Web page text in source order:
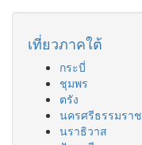
เที่ยวภาคใต้
กระบี่
ชุมพร
ตรัง
นครศรีธรรมราช
นราธิวาส